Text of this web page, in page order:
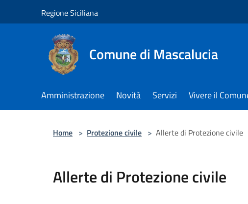
Regione Siciliana
Comune di Mascalucia
Amministrazione Novità Servizi Vivere il
Home > Protezione civile > Allerte di Protezione civile
Allerte di Protezione civile